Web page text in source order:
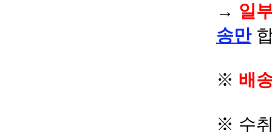
→ 일
송만
※ 배
※ 수